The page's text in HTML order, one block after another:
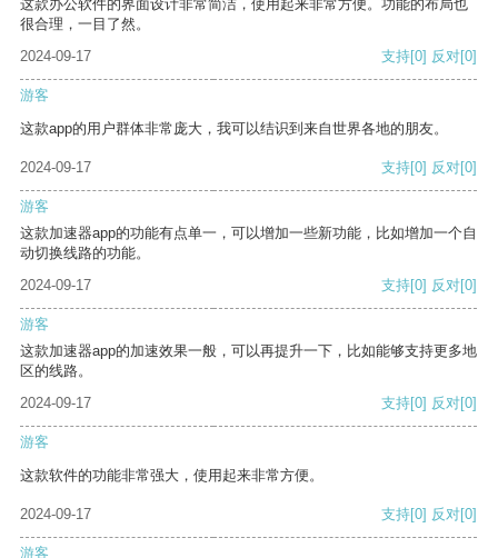
这款办公软件的界面设计非常简洁，使用起来非常方便。功能的布局也
很合理，一目了然。
2024-09-17
支持[0] 反对[0]
游客
这款app的用户群体非常庞大，我可以结识到来自世界各地的朋友。
2024-09-17 支持[0] 反对[0]
游客
这款加速器app的功能有点单一，可以增加一些新功能，比如增加一个自
动切换线路的功能。
2024-09-17
支持[0] 反对[0]
游客
这款加速器app的加速效果一般，可以再提升一下，比如能够支持更多地
区的线路。
2024-09-17
支持[0] 反对[0]
游客
这款软件的功能非常强大，使用起来非常方便。
2024-09-17 支持[0] 反对[0]
游客